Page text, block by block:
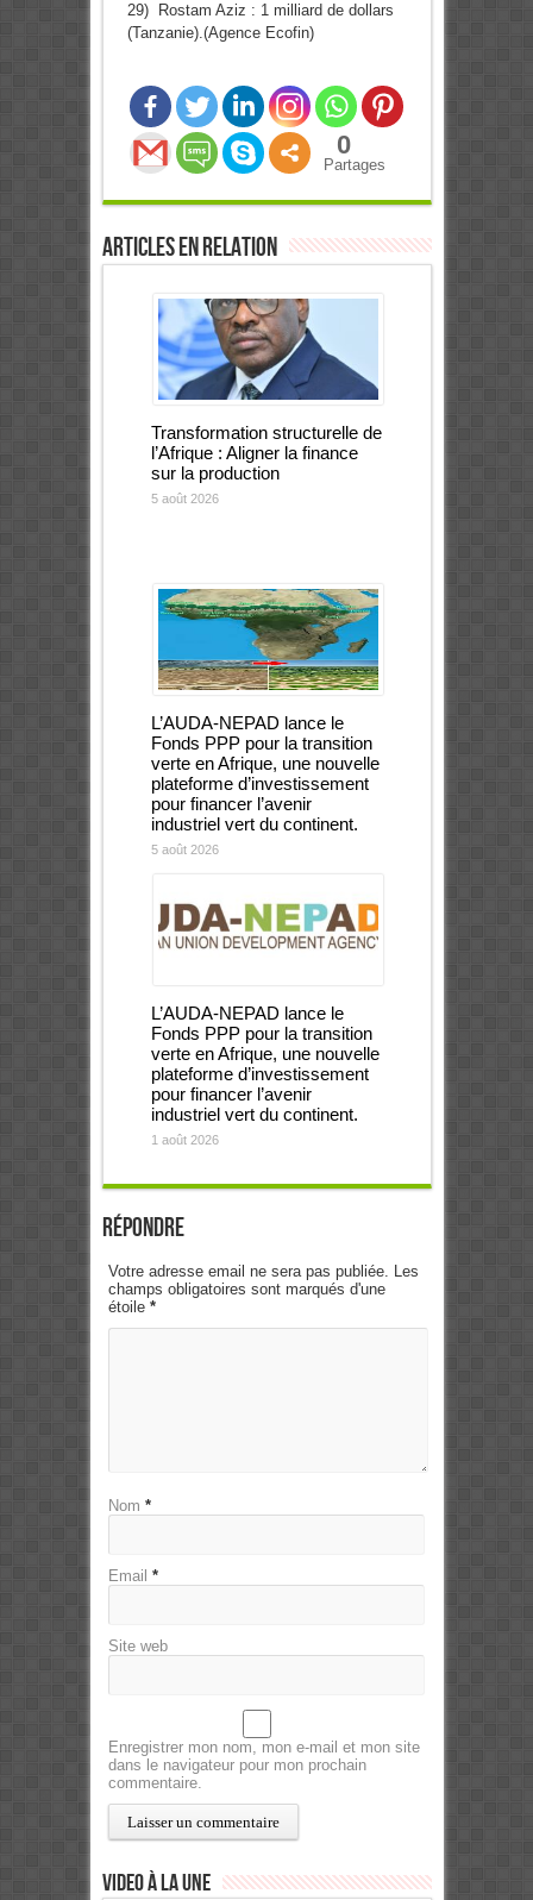
29) Rostam Aziz : 1 milliard de dollars
(Tanzanie).(Agence Ecofin)
0
Partages
Articles en relation
Transformation structurelle de
l’Afrique : Aligner la finance
sur la production
5 août 2026
L’AUDA-NEPAD lance le
Fonds PPP pour la transition
verte en Afrique, une nouvelle
plateforme d’investissement
pour financer l’avenir
industriel vert du continent.
5 août 2026
L’AUDA-NEPAD lance le
Fonds PPP pour la transition
verte en Afrique, une nouvelle
plateforme d’investissement
pour financer l’avenir
industriel vert du continent.
1 août 2026
Répondre
Votre adresse email ne sera pas publiée. Les
champs obligatoires sont marqués d'une
étoile *
Nom *
Email *
Site web
Enregistrer mon nom, mon e-mail et mon site
dans le navigateur pour mon prochain
commentaire.
Video à la Une